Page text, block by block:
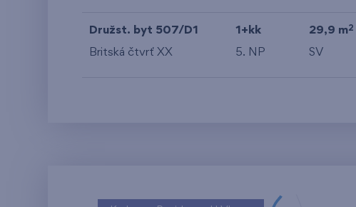
Družst. byt 507/D1 1+kk 29,9 m2
Britská čtvrť XX 5. NP SV